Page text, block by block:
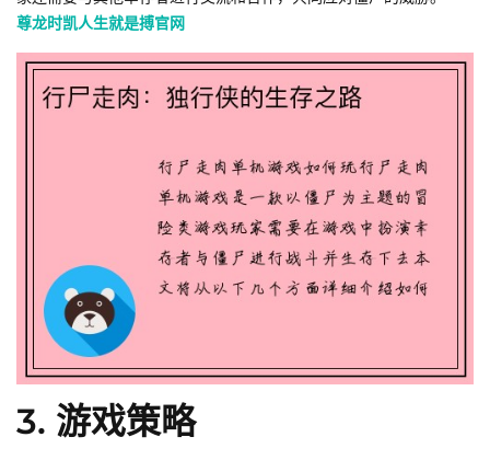
尊龙时凯人生就是搏官网
3. 游戏策略